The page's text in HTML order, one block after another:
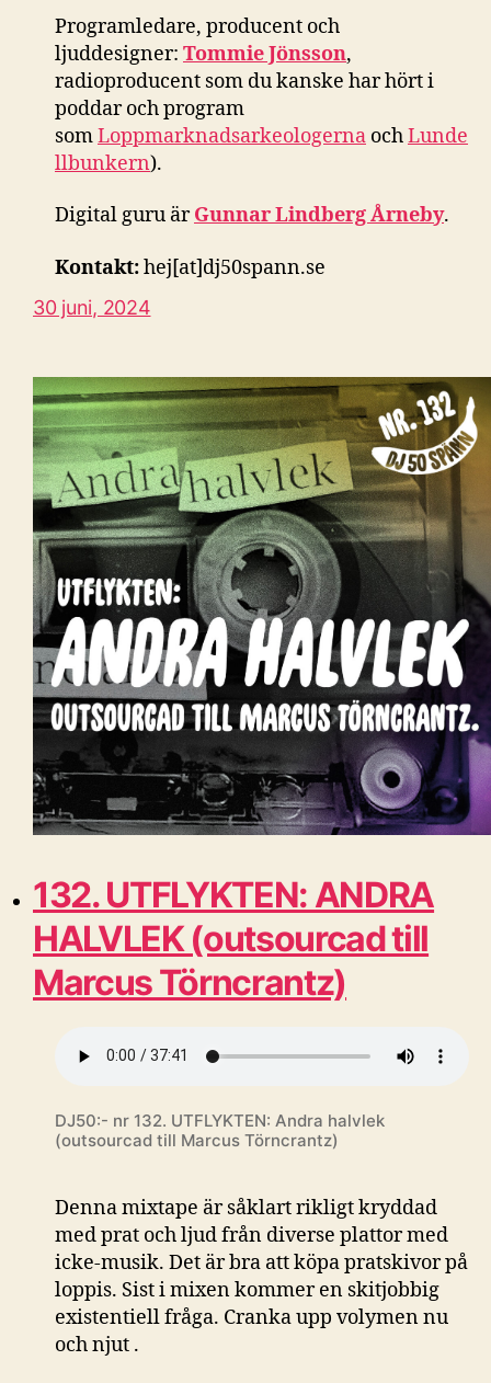
Programledare, producent och
ljuddesigner: Tommie Jönsson,
radioproducent som du kanske har hört i
poddar och program
somLoppmarknadsarkeologerna ochLunde
llbunkern).
Digital guru ärGunnar Lindberg Årneby.
Kontakt:hej[at]dj50spann.se
30 juni, 2024
132. UTFLYKTEN: ANDRA
HALVLEK (outsourcad till
Marcus Törncrantz)
DJ50:- nr 132. UTFLYKTEN: Andra halvlek
(outsourcad till Marcus Törncrantz)
Denna mixtape är såklart rikligt kryddad
med prat och ljud från diverse plattor med
icke-musik. Det är bra att köpa pratskivor på
loppis. Sist i mixen kommer en skitjobbig
existentiell fråga. Cranka upp volymen nu
och njut .